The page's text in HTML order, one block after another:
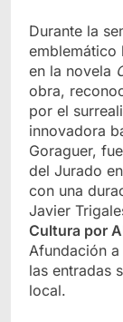
Durante la
emblemático
en la novela
obra,
por el
innovadora
Goraguer,
del Jurado
con una
Javier
Cultura por
Afundación
las entradas
local.